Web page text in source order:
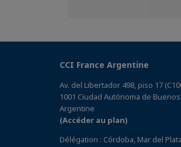
CCI France Argentine
Av. del Libertador 498, piso 17
1001 Ciudad Autónoma de
Argentine
(Accéder au plan)
Délégation : Córdoba, Mar del